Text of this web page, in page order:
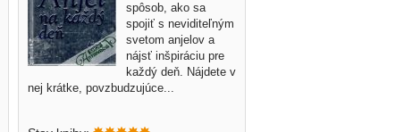
spôsob, ako sa
spojiť s neviditeľným
svetom anjelov a
nájsť inšpiráciu pre
každý deň. Nájdete v
nej krátke, povzbudzujúce...